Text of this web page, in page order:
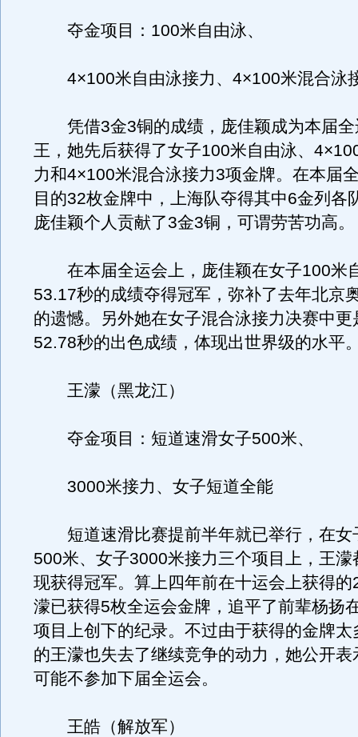
夺金项目：100米自由泳、
4×100米自由泳接力、4×100米混合泳
凭借3金3铜的成绩，庞佳颖成为本届全
王，她先后获得了女子100米自由泳、
力和4×100米混合泳接力3项金牌。在本届
目的32枚金牌中，上海队夺得其中6金列各
庞佳颖个人贡献了3金3铜，可谓劳苦功高。
在本届全运会上，庞佳颖在女子100米
53.17秒的成绩夺得冠军，弥补了去年北京
的遗憾。另外她在女子混合泳接力决赛中更
52.78秒的出色成绩，体现出世界级的水平
王濛（黑龙江）
夺金项目：短道速滑女子500米、
3000米接力、女子短道全能
短道速滑比赛提前半年就已举行，在女
500米、女子3000米接力三个项目上，王濛
现获得冠军。算上四年前在十运会上获得的
濛已获得5枚全运会金牌，追平了前辈杨扬
项目上创下的纪录。不过由于获得的金牌太
的王濛也失去了继续竞争的动力，她公开表
可能不参加下届全运会。
王皓（解放军）